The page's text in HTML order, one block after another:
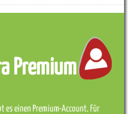
Premium
es einen Premium-Account. Für